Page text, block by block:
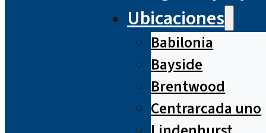
Ubicaciones
Babilonia
Bayside
Brentwood
Centrarcada uno